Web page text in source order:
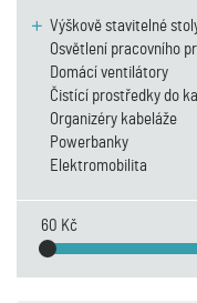
Výškově stavitelné
Osvětlení pracovního
Domácí ventilátory
Čistící prostředky do
Organizéry kabeláže
Powerbanky
Elektromobilita
60 Kč